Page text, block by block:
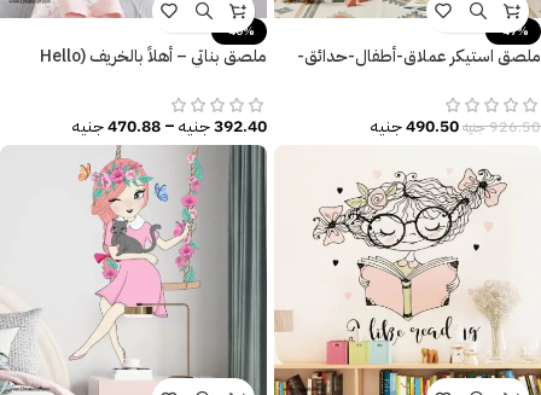
-47%
ملصق استيكر عملاق-أطفال-حدائق-
926.50جنيه490.50جنيه
-40%
ملصق بناتي – أهلاً بالخريف (Hello
392.40جنيه–
470.88جنيه